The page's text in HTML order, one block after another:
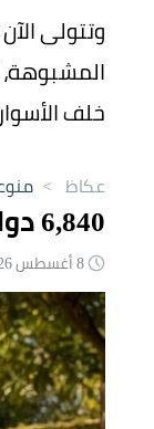
وتتولى
خلف
عكاظ >
6,840 دولارًا.. هل تستحق نظارة «ميتا» الذهبية سعرها الباهظ؟